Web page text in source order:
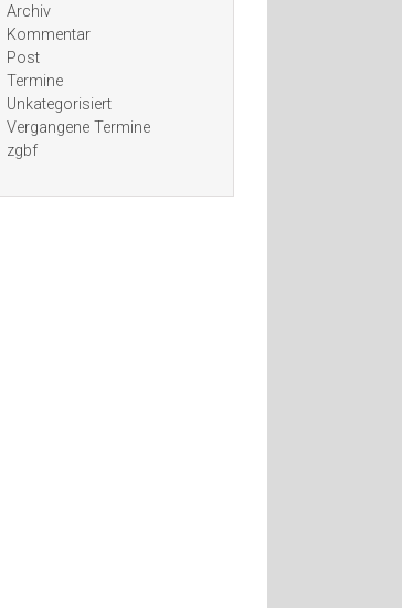
Archiv
Kommentar
Post
Termine
Unkategorisiert
Vergangene Termine
zgbf